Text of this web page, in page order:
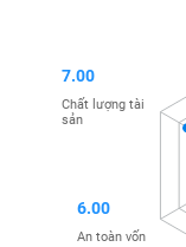
6.00
An toàn vốn
7.00
Chất lượng tài
sản
NGHỆ
THÔNG